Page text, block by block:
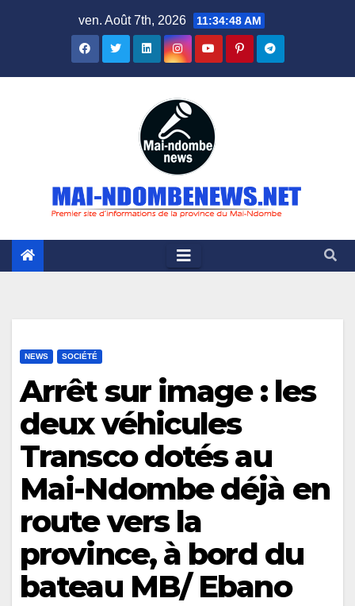
ven. Août 7th, 2026 11:34:49 AM
NEWS SOCIÉTÉ
Arrêt sur image : les
deux véhicules
Transco dotés au
Mai-Ndombe déjà en
route vers la
province, à bord du
bateau MB/ Ebano